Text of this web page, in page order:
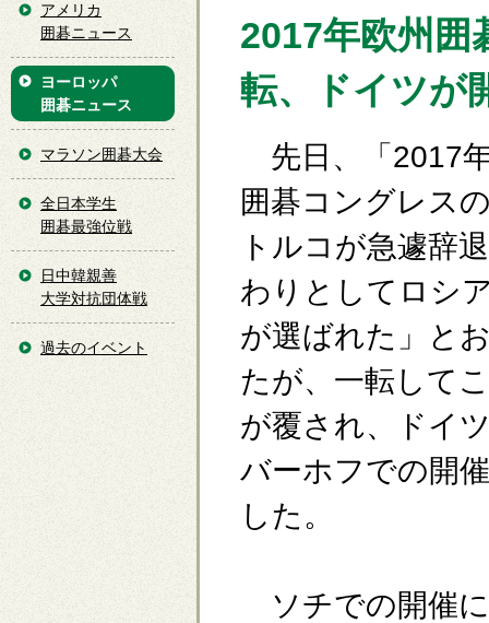
2017年欧州囲
転、ドイツが
先日、「2017
囲碁コングレス
トルコが急遽辞
わりとしてロシ
が選ばれた」と
たが、一転して
が覆され、ドイ
バーホフでの開
した。
ソチでの開催
アメリカ
囲碁ニュース
ヨーロッパ
囲碁ニュース
マラソン囲碁大会
全日本学生
囲碁最強位戦
日中韓親善
大学対抗団体戦
過去のイベント